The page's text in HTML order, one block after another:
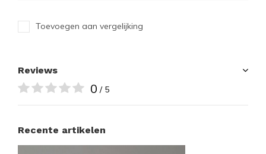
Toevoegen aan vergelijking
Reviews
0 / 5
Recente artikelen